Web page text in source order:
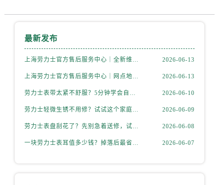
最新发布
上海劳力士官方售后服务中心｜全新维修门店地址及电话权威信息公示（2026年6月最新） 2026-06-13
上海劳力士官方售后服务中心｜网点地址与电话权威信息公示（2026年6月最新） 2026-06-13
劳力士表带太紧不舒服？5分钟学会自己调节长度 2026-06-10
劳力士轻微生锈不用修？试试这个家庭小妙方 2026-06-09
劳力士表盘刮花了？先别急着送修，试试这几种方法 2026-06-08
一块劳力士表耳值多少钱？掉落后最省钱的解决方式 2026-06-07